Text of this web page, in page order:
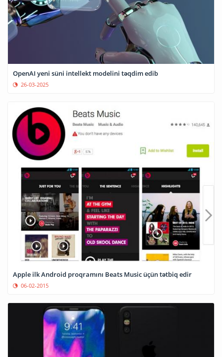
OpenAI yeni süni intellekt modelini təqdim edib
26-03-2025
Apple ilk Android proqramını Beats Music üçün tətbiq edir
06-02-2015